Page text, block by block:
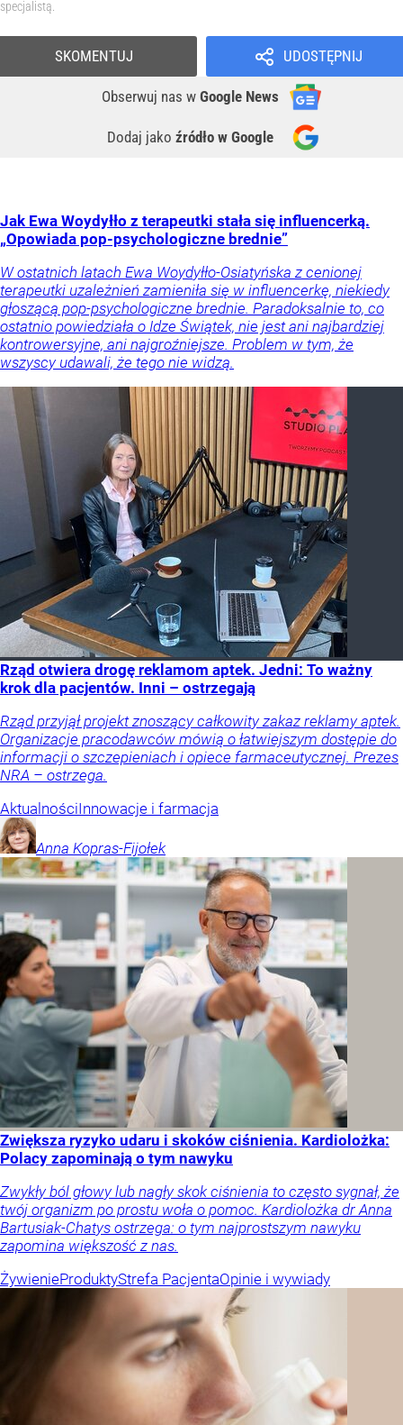
specjalistą.
UDOSTĘPNIJ
Obserwuj nas w Google News
Dodaj jako źródło w Google
SKOMENTUJ
Jak Ewa Woydyłło z terapeutki stała się influencerką.
„Opowiada pop-psychologiczne brednie”
W ostatnich latach Ewa Woydyłło-Osiatyńska z cenionej
terapeutki uzależnień zamieniła się w influencerkę, niekiedy
głoszącą pop-psychologiczne brednie. Paradoksalnie to, co
ostatnio powiedziała o Idze Świątek, nie jest ani najbardziej
kontrowersyjne, ani najgroźniejsze. Problem w tym, że
wszyscy udawali, że tego nie widzą.
Rząd otwiera drogę reklamom aptek. Jedni: To ważny
krok dla pacjentów. Inni – ostrzegają
Rząd przyjął projekt znoszący całkowity zakaz reklamy aptek.
Organizacje pracodawców mówią o łatwiejszym dostępie do
informacji o szczepieniach i opiece farmaceutycznej. Prezes
NRA – ostrzega.
AktualnościInnowacje i farmacja
Anna Kopras-Fijołek
Zwiększa ryzyko udaru i skoków ciśnienia. Kardiolożka:
Polacy zapominają o tym nawyku
Zwykły ból głowy lub nagły skok ciśnienia to często sygnał, że
twój organizm po prostu woła o pomoc. Kardiolożka dr Anna
Bartusiak-Chatys ostrzega: o tym najprostszym nawyku
zapomina większość z nas.
ŻywienieProduktyStrefa PacjentaOpinie i wywiady